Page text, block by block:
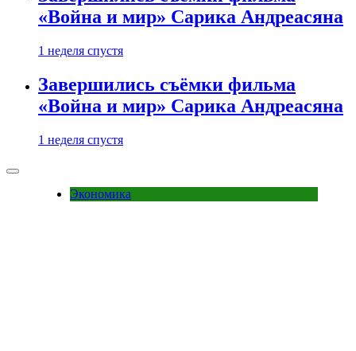
«Война и мир» Сарика Андреасяна
1 неделя спустя
Завершились съёмки фильма
«Война и мир» Сарика Андреасяна
1 неделя спустя
Экономика